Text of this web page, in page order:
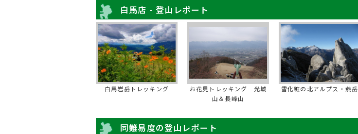
白馬店 - 登山レポート
白馬岩岳トレッキング
お花見トレッキング 光城
山＆長峰山
雪化粧の北アルプス・燕岳
同難易度の登山レポート